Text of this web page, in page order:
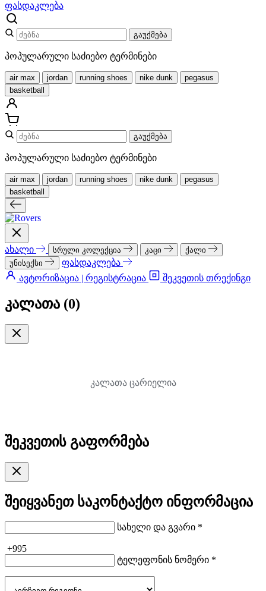
ფასდაკლება
გაუქმება
პოპულარული საძიებო ტერმინები
air max jordan running shoes nike dunk
pegasus
basketball
გაუქმება
პოპულარული საძიებო ტერმინები
air max jordan running shoes nike dunk
pegasus
basketball
ახალი სრული კოლექცია კაცი
ქალი
უნისექსი
ფასდაკლება
ავტორიზაცია | რეგისტრაცია
შეკვეთის თრექინგი
კალათა (0)
კალათა ცარიელია
შეკვეთის გაფორმება
შეიყვანეთ საკონტაქტო ინფორმაცია
სახელი და გვარი *
+995
ტელეფონის ნომერი *